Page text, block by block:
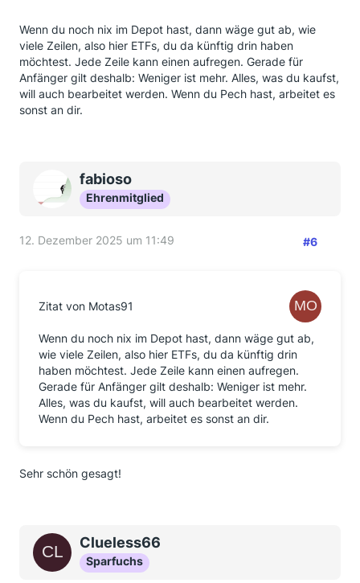
Wenn du noch nix im Depot hast, dann wäge gut ab, wie
viele Zeilen, also hier ETFs, du da künftig drin haben
möchtest. Jede Zeile kann einen aufregen. Gerade für
Anfänger gilt deshalb: Weniger ist mehr. Alles, was du kaufst,
will auch bearbeitet werden. Wenn du Pech hast, arbeitet es
sonst an dir.
fabioso
Ehrenmitglied
12. Dezember 2025 um 11:49 #6
Zitat von Motas91
Wenn du noch nix im Depot hast, dann wäge gut ab,
wie viele Zeilen, also hier ETFs, du da künftig drin
haben möchtest. Jede Zeile kann einen aufregen.
Gerade für Anfänger gilt deshalb: Weniger ist mehr.
Alles, was du kaufst, will auch bearbeitet werden.
Wenn du Pech hast, arbeitet es sonst an dir.
Sehr schön gesagt!
Clueless66
Sparfuchs